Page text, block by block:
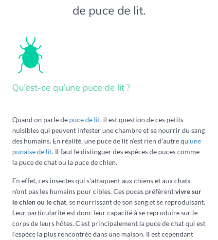
de puce de lit.
Qu’est-ce qu’une puce de lit ?
Quand on parle de puce de lit, il est question de ces petits
nuisibles qui peuvent infester une chambre et se nourrir du sang
des humains. En réalité, une puce de lit n’est rien d’autre qu’une
punaise de lit. Il faut le distinguer des espèces de puces comme
la puce de chat ou la puce de chien.
En effet, ces insectes qui s’attaquent aux chiens et aux chats
n’ont pas les humains pour cibles. Ces puces préfèrentvivre sur
le chien ou le chat, se nourrissant de son sang et se reproduisant.
Leur particularité est donc leur capacité à se reproduire sur le
corps de leurs hôtes. C’est principalement la puce de chat qui est
l’espèce la plus rencontrée dans une maison. Il est cependant